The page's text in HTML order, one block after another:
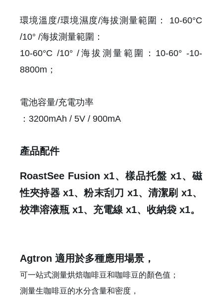
環境溫度/環境濕度/海拔測量範圍： 10-60°C
/10° /海拔測量範圍：
10-60°C /10° /海拔測量範圍：10-60° -10-
8800m；
電池容量/充電功率
：3200mAh / 5V / 900mA
產品配件
RoastSee Fusion x1、樣品托盤 x1、磁
性夾持器 x1、粉末刮刀 x1、清潔刷 x1、
校準溶液瓶 x1、充電線 x1、收納袋 x1。
Agtron 適用於多種應用場景，
可一站式測量烘焙咖啡豆和咖啡豆的顏色值；
測量生咖啡豆的水分含量和密度，